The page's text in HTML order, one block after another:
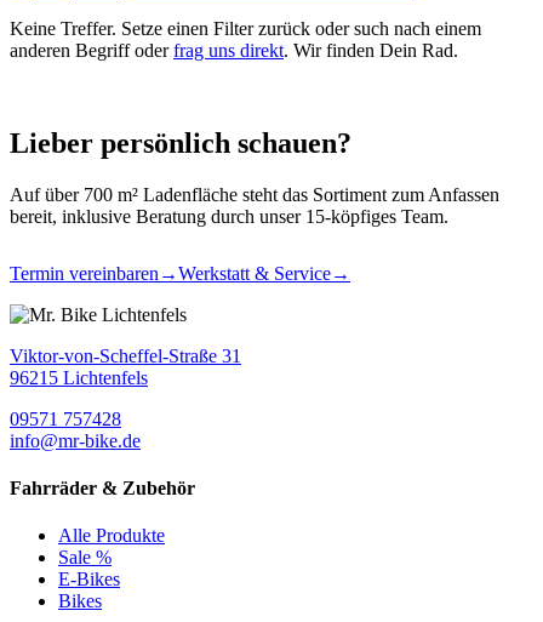
Keine Treffer. Setze einen Filter zurück oder such nach einem
anderen Begriff oderfrag uns direkt. Wir finden Dein Rad.
Lieber persönlich schauen?
Auf über 700 m² Ladenfläche steht das Sortiment zum Anfassen
bereit, inklusive Beratung durch unser 15-köpfiges Team.
Termin vereinbaren →Werkstatt & Service→
Viktor-von-Scheffel-Straße 31
96215 Lichtenfels
09571 757428
info@mr-bike.de
Fahrräder & Zubehör
Alle Produkte
Sale %
E-Bikes
Bikes